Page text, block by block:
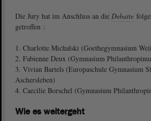
Die Jury hat im Anschluss an die Debatte
getroffen :
1. Charlotte Michalski (Goethegymnasium
2. Fabienne Deux (Gymnasium
3. Vivian Bartels (Europaschule Gymnasium
Aschersleben)
4. Caecilie Borschel (Gymnasium
Wie es weitergeht